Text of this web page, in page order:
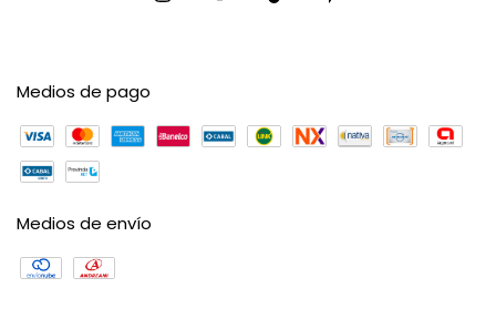
Medios de pago
Medios de envío